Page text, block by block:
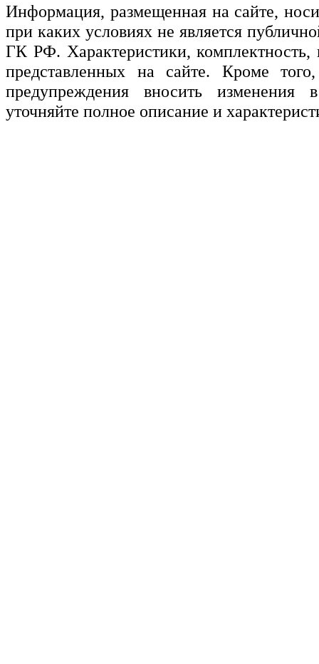
Информация, размещенная на сайте,
при каких условиях не является
ГК РФ. Характеристики,
представленных на сайте. Кроме
предупреждения вносить изменения
уточняйте полное описание и